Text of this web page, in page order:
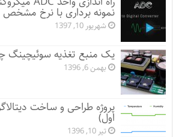
نمونه برداری با نرخ مشخص
شهریور 10, 1397
یک منبع تغذیه سوئیچینگ
بهمن 6, 1396
پروژه طراحی و ساخت
اول)
تیر 10, 1396